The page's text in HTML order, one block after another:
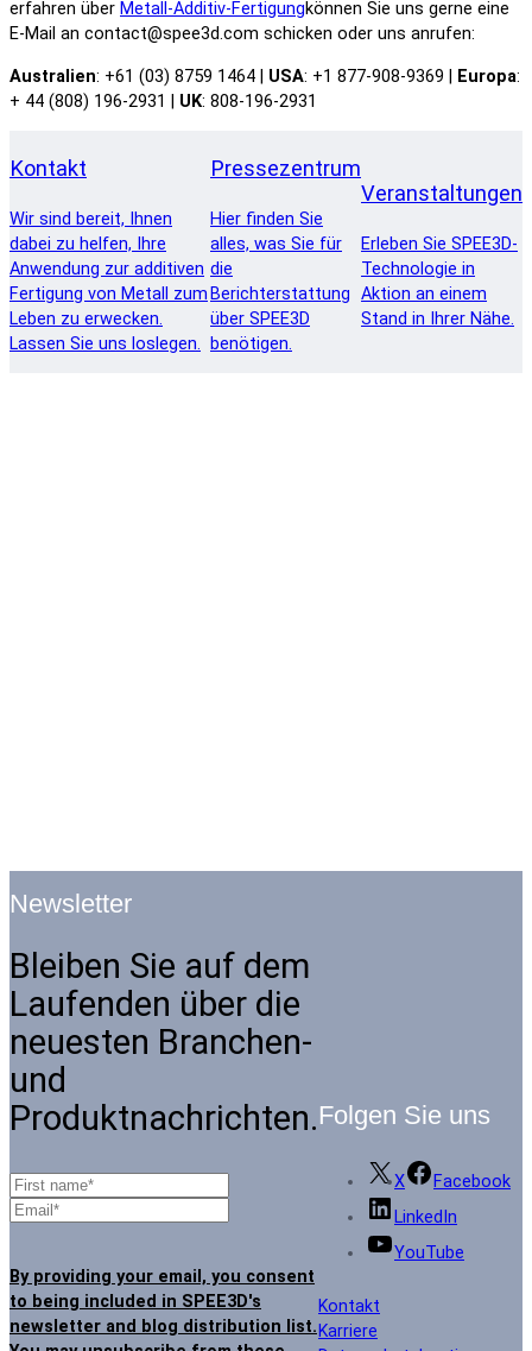
erfahren über Metall-Additiv-Fertigungkönnen Sie uns gerne eine
E-Mail an contact@spee3d.com schicken oder uns anrufen:
Australien: +61 (03) 8759 1464 | USA: +1 877-908-9369 | Europa:
+ 44 (808) 196-2931 | UK: 808-196-2931
Kontakt
Wir sind bereit, Ihnen
dabei zu helfen, Ihre
Anwendung zur additiven
Fertigung von Metall zum
Leben zu erwecken.
Lassen Sie uns loslegen.
Pressezentrum
Hier finden Sie
alles, was Sie für
die
Berichterstattung
über SPEE3D
benötigen.
Veranstaltungen
Erleben Sie SPEE3D-
Technologie in
Aktion an einem
Stand in Ihrer Nähe.
Newsletter
Bleiben Sie auf dem
Laufenden über die
neuesten Branchen-
und
Produktnachrichten.
By providing your email, you consent
to being included in SPEE3D's
newsletter and blog distribution list.
Folgen Sie uns
X
Facebook
LinkedIn
YouTube
Kontakt
Karriere